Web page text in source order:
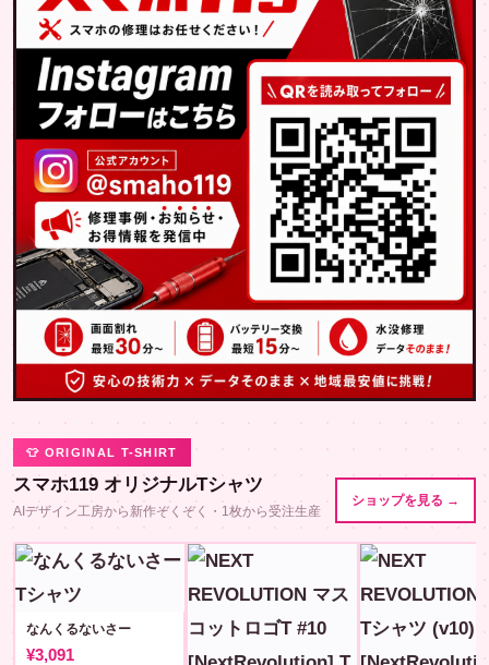
👕 ORIGINAL T-SHIRT
スマホ119 オリジナルTシャツ
AIデザイン工房から新作ぞくぞく・1枚から受注生産
ショップを見る →
なんくるないさー
¥3,091